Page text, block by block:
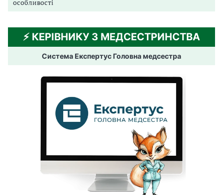
особливості
⚡️ КЕРІВНИКУ З МЕДСЕСТРИНСТВА
Система Експертус Головна медсестра